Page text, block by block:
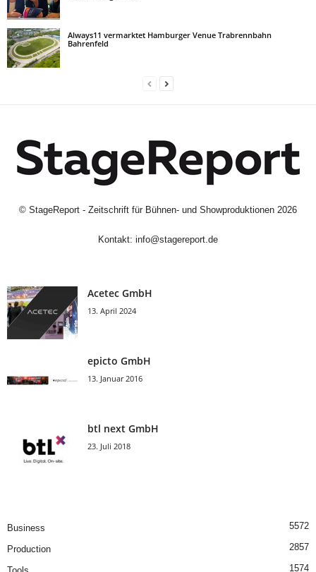
Always11 vermarktet Hamburger Venue Trabrennbahn
Bahrenfeld
© StageReport - Zeitschrift für Bühnen- und Showproduktionen 2026
Kontakt: info@stagereport.de
Acetec GmbH
13. April 2024
epicto GmbH
13. Januar 2016
btl next GmbH
23. Juli 2018
Business 5572
Production 2857
1574